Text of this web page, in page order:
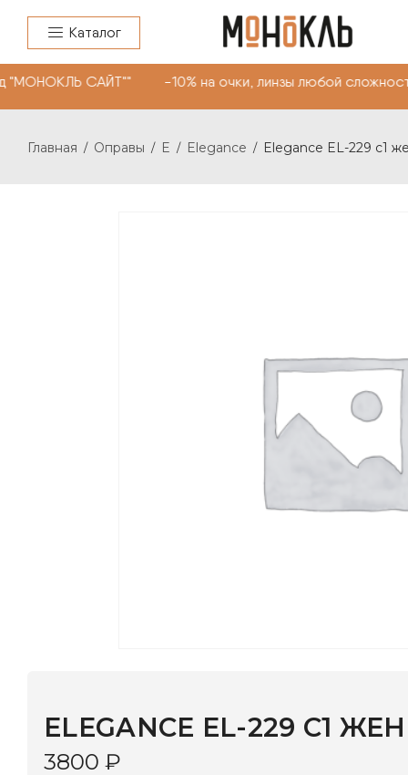
Каталог
САЙТ"" -10% на очки, линзы любой
Главная / Оправы / E / Elegance / Elegance EL-229 c1
3–5 дней | Промокод — скидка 10%